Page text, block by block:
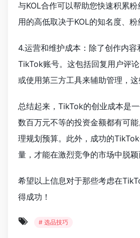
与KOL合作可以帮助您快速积累
用的高低取决于KOL的知名度、粉
4.运营和维护成本：除了创作内
TikTok账号。这包括回复用户评
或使用第三方工具来辅助管理，
总结起来，TikTok的创业成本是
数百万元不等的投资金额都有可
理规划预算。此外，成功的
量，才能在激烈竞争的市场中脱颖
希望以上信息对于那些考虑在
得成功！
# 选品技巧